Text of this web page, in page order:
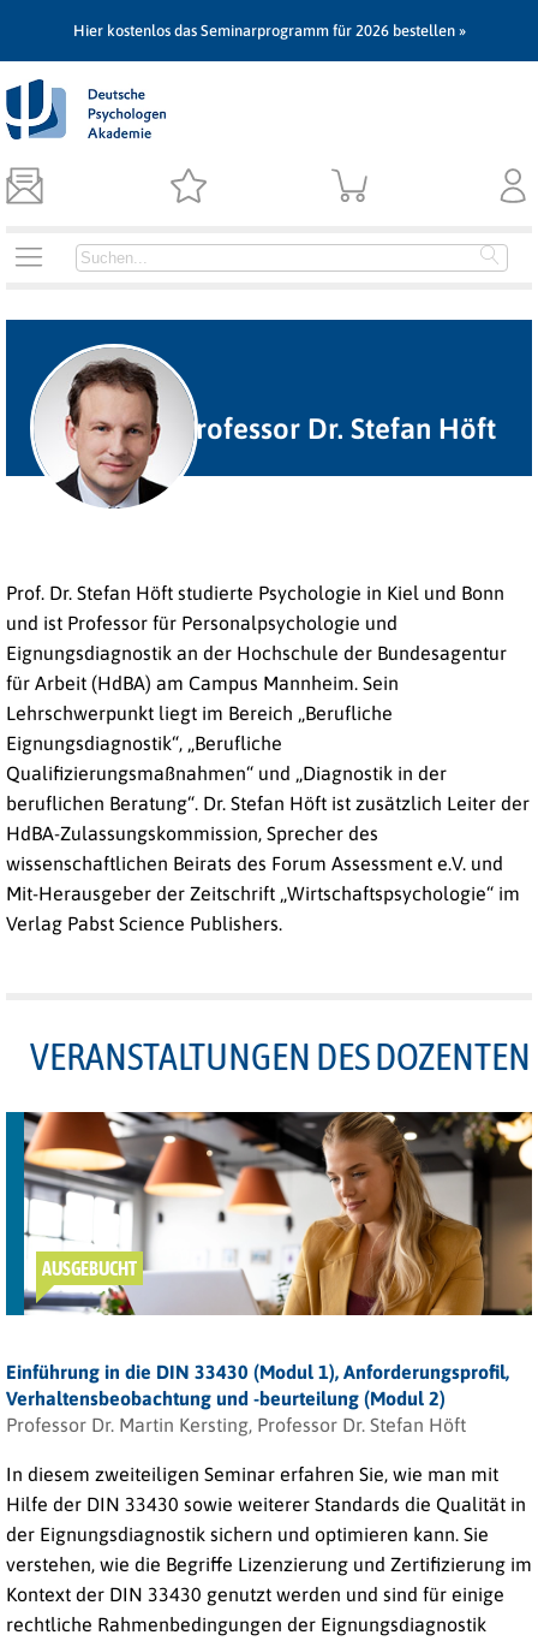
Hier kostenlos das Seminarprogramm für 2026 bestellen »
Professor Dr. Stefan Höft
Prof. Dr. Stefan Höft studierte Psychologie in Kiel und Bonn
und ist Professor für Personalpsychologie und
Eignungsdiagnostik an der Hochschule der Bundesagentur
für Arbeit (HdBA) am Campus Mannheim. Sein
Lehrschwerpunkt liegt im Bereich „Berufliche
Eignungsdiagnostik“, „Berufliche
Qualifizierungsmaßnahmen“ und „Diagnostik in der
beruflichen Beratung“. Dr. Stefan Höft ist zusätzlich Leiter der
HdBA-Zulassungskommission, Sprecher des
wissenschaftlichen Beirats des Forum Assessment e.V. und
Mit-Herausgeber der Zeitschrift „Wirtschaftspsychologie“ im
Verlag Pabst Science Publishers.
VERANSTALTUNGEN DES DOZENTEN
AUSGEBUCHT
Einführung in die DIN 33430 (Modul 1), Anforderungsprofil,
Verhaltensbeobachtung und -beurteilung (Modul 2)
Professor Dr. Martin Kersting, Professor Dr. Stefan Höft
In diesem zweiteiligen Seminar erfahren Sie, wie man mit
Hilfe der DIN 33430 sowie weiterer Standards die Qualität in
der Eignungsdiagnostik sichern und optimieren kann. Sie
verstehen, wie die Begriffe Lizenzierung und Zertifizierung im
Kontext der DIN 33430 genutzt werden und sind für einige
rechtliche Rahmenbedingungen der Eignungsdiagnostik